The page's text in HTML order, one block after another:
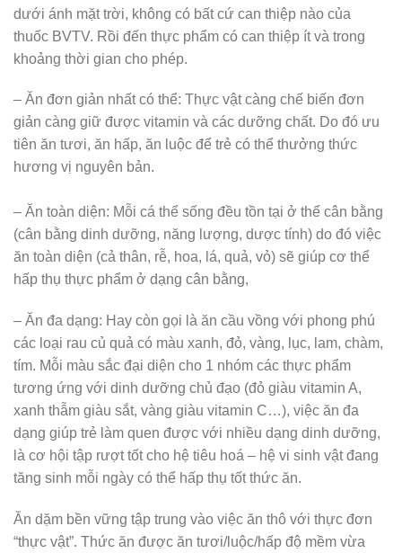
dưới ánh mặt trời, không có bất cứ can thiệp nào của
thuốc BVTV. Rồi đến thực phẩm có can thiệp ít và trong
khoảng thời gian cho phép.
– Ăn đơn giản nhất có thể: Thực vật càng chế biến đơn
giản càng giữ được vitamin và các dưỡng chất. Do đó ưu
tiên ăn tươi, ăn hấp, ăn luộc để trẻ có thể thưởng thức
hương vị nguyên bản.
– Ăn toàn diện: Mỗi cá thể sống đều tồn tại ở thể cân bằng
(cân bằng dinh dưỡng, năng lượng, dược tính) do đó việc
ăn toàn diện (cả thân, rễ, hoa, lá, quả, vỏ) sẽ giúp cơ thể
hấp thụ thực phẩm ở dạng cân bằng,
– Ăn đa dạng: Hay còn gọi là ăn cầu vồng với phong phú
các loại rau củ quả có màu xanh, đỏ, vàng, lục, lam, chàm,
tím. Mỗi màu sắc đại diện cho 1 nhóm các thực phẩm
tương ứng với dinh dưỡng chủ đạo (đỏ giàu vitamin A,
xanh thẫm giàu sắt, vàng giàu vitamin C…), việc ăn đa
dạng giúp trẻ làm quen được với nhiều dạng dinh dưỡng,
là cơ hội tập rượt tốt cho hệ tiêu hoá – hệ vi sinh vật đang
tăng sinh mỗi ngày có thể hấp thụ tốt thức ăn.
Ăn dặm bền vững tập trung vào việc ăn thô với thực đơn
“thực vật”. Thức ăn được ăn tươi/luộc/hấp độ mềm vừa